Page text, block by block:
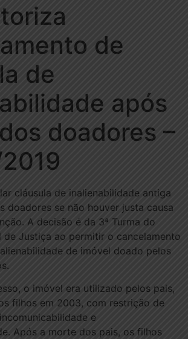
de
de
após
doadores –
cláusula de inalienabilidade antiga
doadores se não houver justa causa
A decisão é da 3ª Turma do
de Justiça ao permitir o cancelamento
de imóvel doado pelos
o imóvel era utilizado pelos pais,
filhos em 2003, com restrição de
e
Após a morte dos pais, os filhos